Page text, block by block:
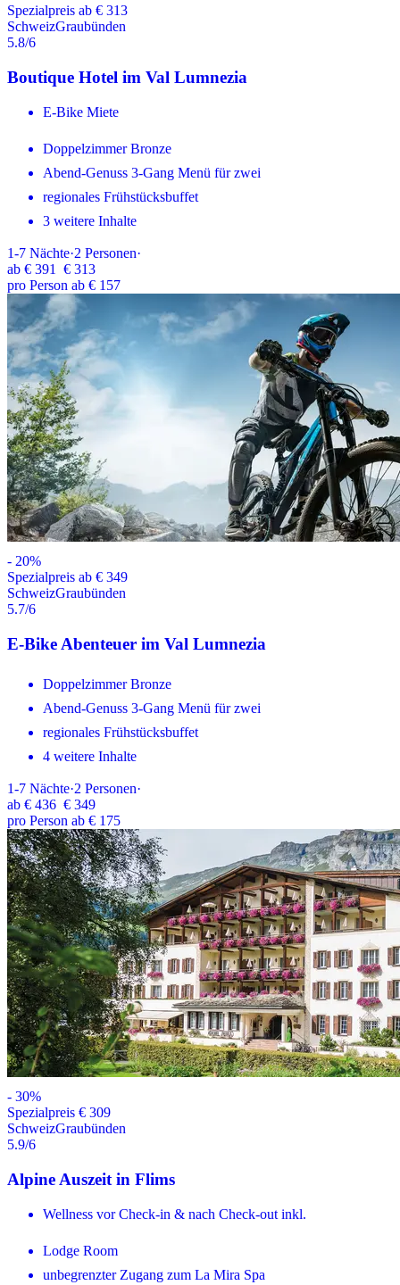
Spezialpreis ab € 313
SchweizGraubünden
5.8/6
Boutique Hotel im Val Lumnezia
E-Bike Miete
Doppelzimmer Bronze
Abend-Genuss 3-Gang Menü für zwei
regionales Frühstücksbuffet
3 weitere Inhalte
1-7 Nächte·2 Personen·
ab € 391
€ 313
pro Person ab € 157
- 20%
Spezialpreis ab € 349
SchweizGraubünden
5.7/6
E-Bike Abenteuer im Val Lumnezia
Doppelzimmer Bronze
Abend-Genuss 3-Gang Menü für zwei
regionales Frühstücksbuffet
4 weitere Inhalte
1-7 Nächte·2 Personen·
ab € 436 € 349
pro Person ab € 175
- 30%
Spezialpreis € 309
SchweizGraubünden
5.9/6
Alpine Auszeit in Flims
Wellness vor Check-in & nach Check-out inkl.
Lodge Room
unbegrenzter Zugang zum La Mira Spa